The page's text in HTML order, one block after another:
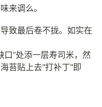
来调么。
致最后卷不拢。如实在
口”处添一层寿司米，然
苔贴上去“打补丁”即